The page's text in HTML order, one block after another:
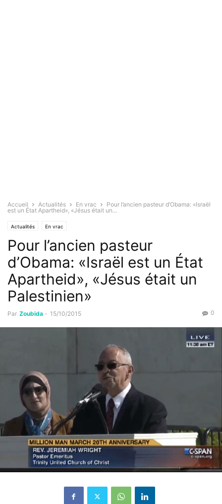
Accueil Actualités En vrac
Pour l’ancien pasteur d’Obama: «Israël
est un État Apartheid», «Jésus était un...
Actualités En vrac
Pour l’ancien pasteur
d’Obama: «Israël est un État
Apartheid», «Jésus était un
Palestinien»
Par Zoubida - 15/10/2015 0